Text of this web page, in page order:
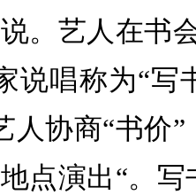
。艺人在书
说唱称为“写
人协商“书价
点演出“。